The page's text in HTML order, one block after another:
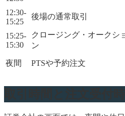
12:30-
15:25
後場の通常取引
15:25-
15:30
クロージング・オークシ
ン
夜間 PTSや予約注文